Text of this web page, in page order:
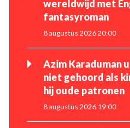
wereldwijd met
fantasyroman
8 augustus 2026 20:00
Azim Karaduman
niet gehoord als
hij oude patronen
8 augustus 2026 19:00